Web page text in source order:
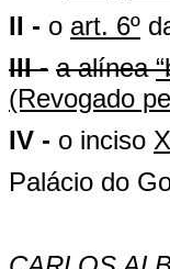
II - o art. 6º
III - a alínea
(Revogado
IV - o inciso
Palácio do